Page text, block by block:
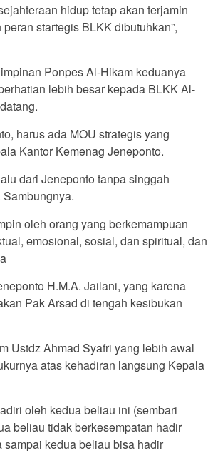
hidup tetap akan terjamin
startegis BLKK dibutuhkan”,
Ponpes Al-Hikam keduanya
lebih besar kepada BLKK Al-
harus ada MOU strategis yang
Kantor Kemenag Jeneponto.
dari Jeneponto tanpa singgah
oleh orang yang berkemampuan
emosional, sosial, dan spiritual, dan
H.M.A. Jailani, yang karena
Pak Arsad di tengah kesibukan
Ustdz Ahmad Syafri yang lebih awal
atas kehadiran langsung Kepala
oleh kedua beliau ini (sembari
beliau tidak berkesempatan hadir
kedua beliau bisa hadir